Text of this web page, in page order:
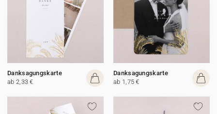
Danksagungskarte
ab 2,33 €
Danksagungskarte
ab 1,75 €